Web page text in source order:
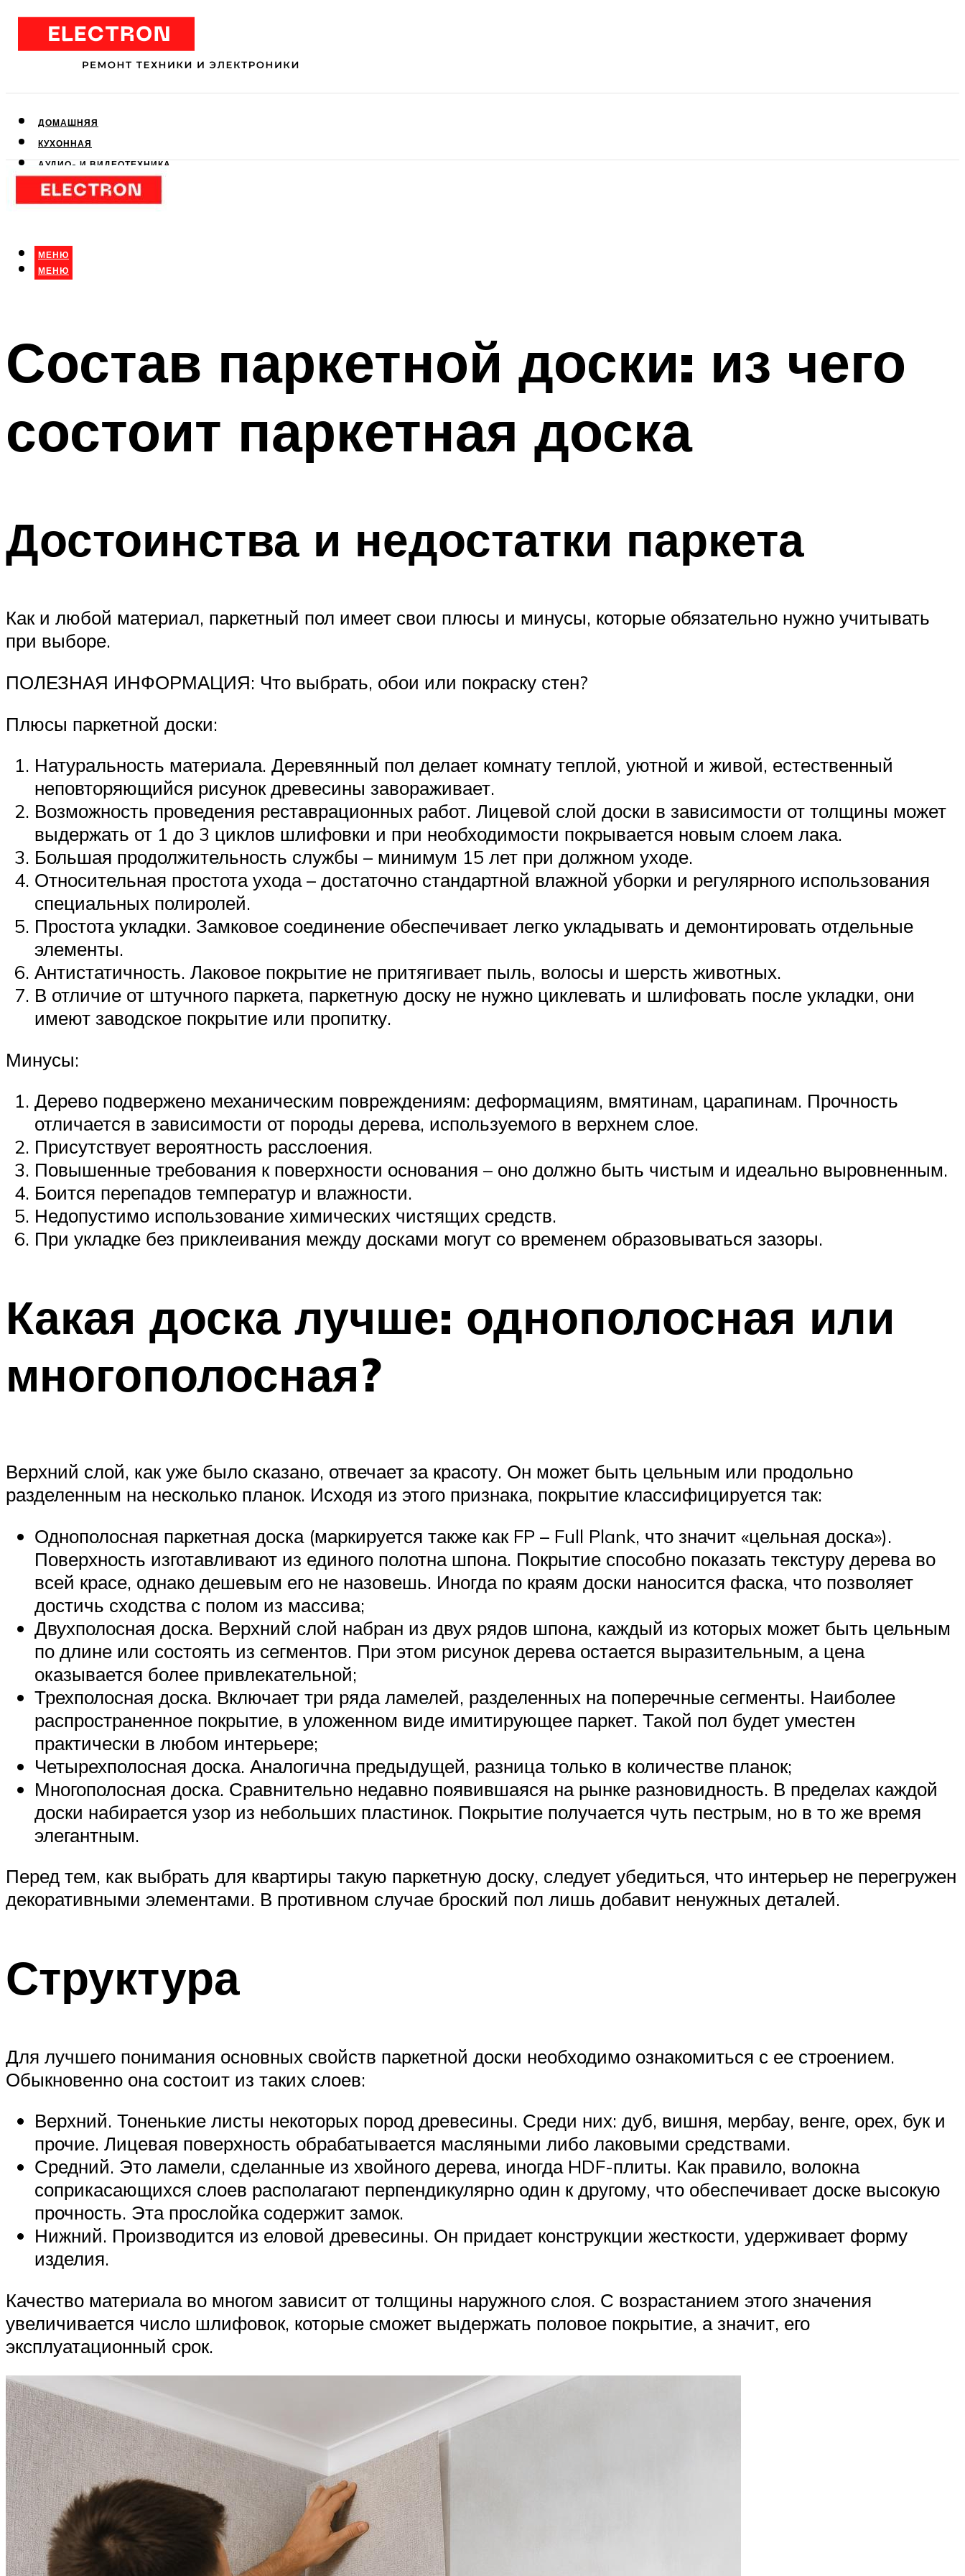
ДОМАШНЯЯ
КУХОННАЯ
АУДИО- И ВИДЕОТЕХНИКА
КЛИМАТИЧЕСКАЯ
ДЛЯ КРАСОТЫ
МЕНЮ
МЕНЮ
Состав паркетной доски: из чего
состоит паркетная доска
Достоинства и недостатки паркета
Как и любой материал, паркетный пол имеет свои плюсы и минусы, которые обязательно нужно учитывать
при выборе.
ПОЛЕЗНАЯ ИНФОРМАЦИЯ: Что выбрать, обои или покраску стен?
Плюсы паркетной доски:
Натуральность материала. Деревянный пол делает комнату теплой, уютной и живой, естественный
неповторяющийся рисунок древесины завораживает.
Возможность проведения реставрационных работ. Лицевой слой доски в зависимости от толщины может
выдержать от 1 до 3 циклов шлифовки и при необходимости покрывается новым слоем лака.
Большая продолжительность службы – минимум 15 лет при должном уходе.
Относительная простота ухода – достаточно стандартной влажной уборки и регулярного использования
специальных полиролей.
Простота укладки. Замковое соединение обеспечивает легко укладывать и демонтировать отдельные
элементы.
Антистатичность. Лаковое покрытие не притягивает пыль, волосы и шерсть животных.
В отличие от штучного паркета, паркетную доску не нужно циклевать и шлифовать после укладки, они
имеют заводское покрытие или пропитку.
Минусы:
Дерево подвержено механическим повреждениям: деформациям, вмятинам, царапинам. Прочность
отличается в зависимости от породы дерева, используемого в верхнем слое.
Присутствует вероятность расслоения.
Повышенные требования к поверхности основания – оно должно быть чистым и идеально выровненным.
Боится перепадов температур и влажности.
Недопустимо использование химических чистящих средств.
При укладке без приклеивания между досками могут со временем образовываться зазоры.
Какая доска лучше: однополосная или
многополосная?
Верхний слой, как уже было сказано, отвечает за красоту. Он может быть цельным или продольно
разделенным на несколько планок. Исходя из этого признака, покрытие классифицируется так:
Однополосная паркетная доска (маркируется также как FP – Full Plank, что значит «цельная доска»).
Поверхность изготавливают из единого полотна шпона. Покрытие способно показать текстуру дерева во
всей красе, однако дешевым его не назовешь. Иногда по краям доски наносится фаска, что позволяет
достичь сходства с полом из массива;
Двухполосная доска. Верхний слой набран из двух рядов шпона, каждый из которых может быть цельным
по длине или состоять из сегментов. При этом рисунок дерева остается выразительным, а цена
оказывается более привлекательной;
Трехполосная доска. Включает три ряда ламелей, разделенных на поперечные сегменты. Наиболее
распространенное покрытие, в уложенном виде имитирующее паркет. Такой пол будет уместен
практически в любом интерьере;
Четырехполосная доска. Аналогична предыдущей, разница только в количестве планок;
Многополосная доска. Сравнительно недавно появившаяся на рынке разновидность. В пределах каждой
доски набирается узор из небольших пластинок. Покрытие получается чуть пестрым, но в то же время
элегантным.
Перед тем, как выбрать для квартиры такую паркетную доску, следует убедиться, что интерьер не перегружен
декоративными элементами. В противном случае броский пол лишь добавит ненужных деталей.
Структура
Для лучшего понимания основных свойств паркетной доски необходимо ознакомиться с ее строением.
Обыкновенно она состоит из таких слоев:
Верхний. Тоненькие листы некоторых пород древесины. Среди них: дуб, вишня, мербау, венге, орех, бук и
прочие. Лицевая поверхность обрабатывается масляными либо лаковыми средствами.
Средний. Это ламели, сделанные из хвойного дерева, иногда HDF-плиты. Как правило, волокна
соприкасающихся слоев располагают перпендикулярно один к другому, что обеспечивает доске высокую
прочность. Эта прослойка содержит замок.
Нижний. Производится из еловой древесины. Он придает конструкции жесткости, удерживает форму
изделия.
Качество материала во многом зависит от толщины наружного слоя. С возрастанием этого значения
увеличивается число шлифовок, которые сможет выдержать половое покрытие, а значит, его
эксплуатационный срок.